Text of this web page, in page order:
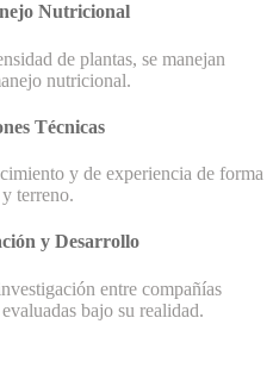
Nutricional
de plantas, se manejan
nutricional.
Técnicas
y de experiencia de forma
terreno.
y Desarrollo
entre compañías
bajo su realidad.